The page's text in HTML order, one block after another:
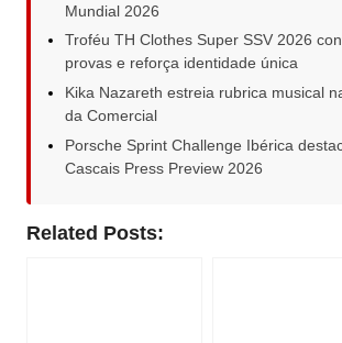
Mundial 2026
Troféu TH Clothes Super SSV 2026
provas e reforça identidade única
Kika Nazareth estreia rubrica musical
da Comercial
Porsche Sprint Challenge Ibérica
Cascais Press Preview 2026
Related Posts: